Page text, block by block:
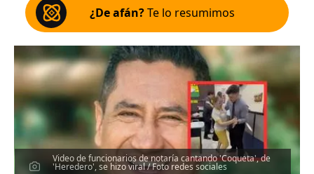
¿De afán?Te lo resumimos
Video de funcionarios de notaría cantando 'Coqueta', de
'Heredero', se hizo viral / Foto redes sociales